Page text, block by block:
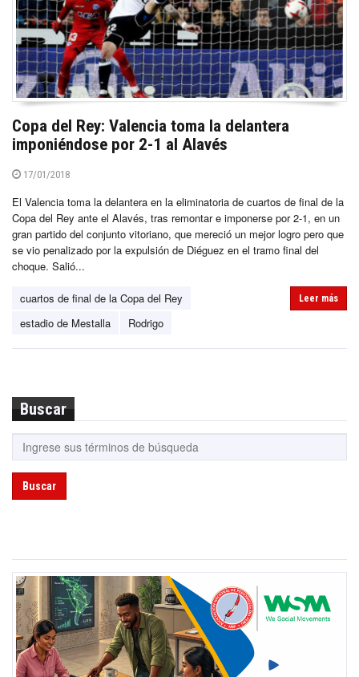
Copa del Rey: Valencia toma la delantera
imponiéndose por 2-1 al Alavés
17/01/2018
El Valencia toma la delantera en la eliminatoria de cuartos de final de la
Copa del Rey ante el Alavés, tras remontar e imponerse por 2-1, en un
gran partido del conjunto vitoriano, que mereció un mejor logro pero que
se vio penalizado por la expulsión de Diéguez en el tramo final del
choque. Salió...
cuartos de final de la Copa del Rey
estadio de Mestalla
Rodrigo
Leer más
Buscar
Buscar